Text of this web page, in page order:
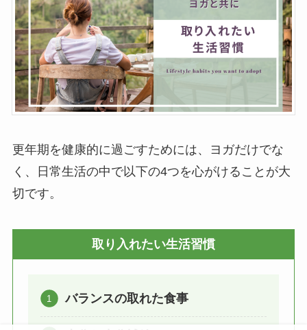
更年期を健康的に過ごすためには、ヨガだけでな
く、日常生活の中で以下の4つを心がけることが大
切です。
取り入れたい生活習慣
バランスの取れた食事